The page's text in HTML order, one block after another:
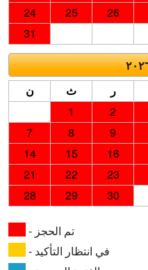
24
25 26
31
ن
ث ر
1
2
7
8 9
14
15 16
21
22 23
28
29 30
- تم الحجز
- في انتظار التأكيد